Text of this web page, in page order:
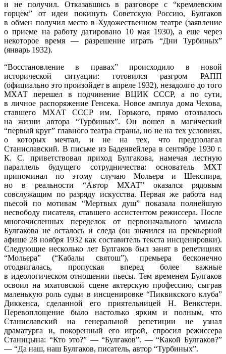
и не получил. Отказавшись в разговоре с “кремлевским
горцем” от идеи покинуть Советскую Россию, Булгаков
в обмен получил место в Художественном театре (заявление
о приеме на работу датировано 10 мая 1930), а еще через
некоторое время — разрешение играть “Дни Турбиных”
(январь 1932).
“Восстановление в правах” происходило в новой
исторической ситуации: готовился разгром РАПП
(официально это произойдет в апреле 1932), незадолго до того
МХАТ перешел в подчинение ВЦИК СССР, а по сути,
в личное распоряжение Генсека. Новое амплуа дома Чехова,
ставшего МХАТ СССР им. Горького, прямо отозвалось
на жизни автора “Турбиных”. Он вошел в магический
“первый круг” главного театра страны, но не на тех условиях,
о которых мечтал, и не на тех, что предполагал
Станиславский. В письме из Баденвейлера в сентябре 1930 г.
К. С. приветствовал приход Булгакова, намечая лестную
параллель будущего сотрудничества: основатель МХТ
припоминал по этому случаю Мольера и Шекспира,
но в реальности “Автор МХАТ” оказался рядовым
совслужащим по разряду искусства. Первая же работа над
пьесой по мотивам “Мертвых душ” показала полнейшую
несвободу писателя, ставшего ассистентом режиссера. После
многочисленных переделок от первоначального замысла
Булгакова не осталось и следа (он значился на премьерной
афише 28 ноября 1932 как составитель текста инсценировки).
Следующие несколько лет Булгаков был занят в репетициях
“Мольера” (“Кабалы святош”), премьера бесконечно
отодвигалась, пропуская вперед более важные
в идеологическом отношении пьесы. Тем временем Булгаков
освоил на мхатовской сцене актерскую профессию, сыграв
маленькую роль судьи в инсценировке “Пиквикского клуба”
Диккенса, сделанной его приятельницей Н. Венкстерн.
Перевоплощение было настолько ярким и полным, что
Станиславский на генеральной репетиции не узнал
драматурга и, покоренный его игрой, спросил режиссера
Станицына: “Кто это?” — “Булгаков”. — “Какой Булгаков?”
— “Да наш, наш Булгаков, писатель, автор “Турбиных”.